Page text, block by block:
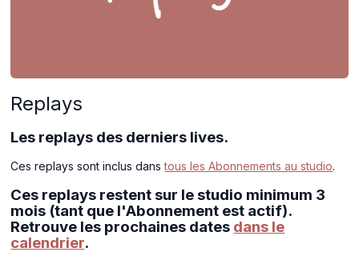
Replays
Les replays des derniers lives.
Ces replays sont inclus danstous les Abonnements au studio.
Ces replays restent sur le studio minimum 3
mois (tant que l'Abonnement est actif).
Retrouve les prochaines dates dans le
calendrier.